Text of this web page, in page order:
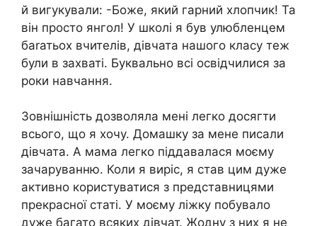
й вигукували: -Боже, який гарний хлопчик! Та
він просто янгол! У школі я був улюбленцем
баrатьох вчителів, дівчата нашого класу теж
були в захваті. Буквально всі освідчилися за
роки навчання.
Зовнішність дозволяла мені легко досягти
всього, що я хочу. Домашку за мене писали
дівчата. А мама легко піддавалася моєму
зачаруванню. Коли я виріс, я став цим дуже
активно користуватися з представницями
прекрасної статі. У моєму ліжку побувало
дуже багато всяких дівчат. Жодну з них я не